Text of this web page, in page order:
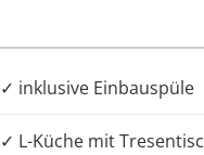
✓ inklusive Einbauspüle
✓ L-Küche mit